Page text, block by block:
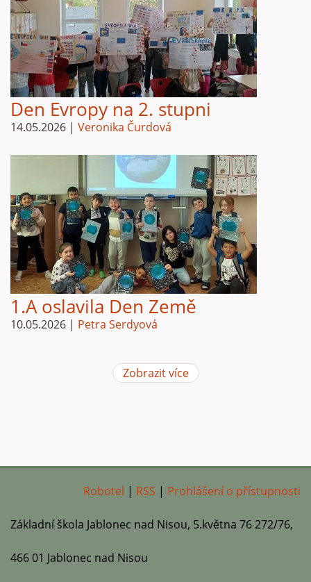
Den Evropy na 2. stupni
14.05.2026 | Veronika Čurdová
1.A oslavila Den Země
10.05.2026 | Petra Serdyová
Zobrazit více
Robotel | RSS | Prohlášení o přístupnosti
Základní škola Jablonec nad Nisou, 5.května 76 272/76,
466 01 Jablonec nad Nisou